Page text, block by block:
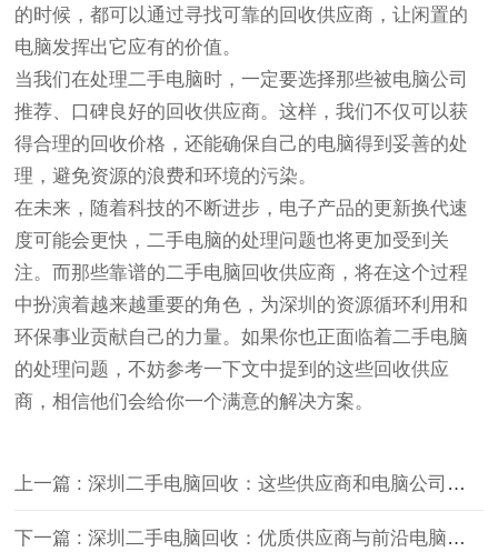
的时候，都可以通过寻找可靠的回收供应商，让闲置的
电脑发挥出它应有的价值。
当我们在处理二手电脑时，一定要选择那些被电脑公司
推荐、口碑良好的回收供应商。这样，我们不仅可以获
得合理的回收价格，还能确保自己的电脑得到妥善的处
理，避免资源的浪费和环境的污染。
在未来，随着科技的不断进步，电子产品的更新换代速
度可能会更快，二手电脑的处理问题也将更加受到关
注。而那些靠谱的二手电脑回收供应商，将在这个过程
中扮演着越来越重要的角色，为深圳的资源循环利用和
环保事业贡献自己的力量。如果你也正面临着二手电脑
的处理问题，不妨参考一下文中提到的这些回收供应
商，相信他们会给你一个满意的解决方案。
上一篇 : 深圳二手电脑回收：这些供应商和电脑公司超一流啦
下一篇 : 深圳二手电脑回收：优质供应商与前沿电脑公司推荐